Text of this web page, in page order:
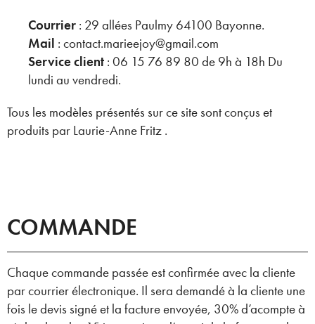
Courrier : 29 allées Paulmy 64100 Bayonne.
Mail : contact.marieejoy@gmail.com
Service client : 06 15 76 89 80 de 9h à 18h Du
lundi au vendredi.
Tous les modèles présentés sur ce site sont conçus et
produits par Laurie-Anne Fritz .
COMMANDE
Chaque commande passée est confirmée avec la cliente
par courrier électronique. Il sera demandé à la cliente une
fois le devis signé et la facture envoyée, 30% d’acompte à